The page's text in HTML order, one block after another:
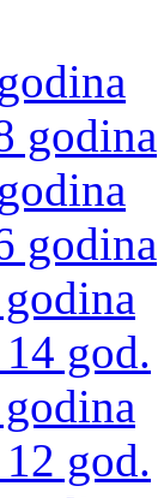
godina
godina
god.
god.